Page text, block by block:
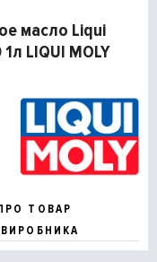
масло Liqui
LIQUI MOLY
ТОВАР